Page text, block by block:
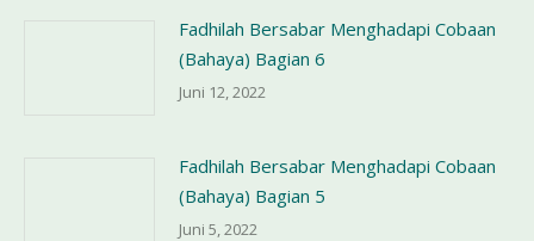
Fadhilah Bersabar Menghadapi Cobaan
(Bahaya) Bagian 6
Juni 12, 2022
Fadhilah Bersabar Menghadapi Cobaan
(Bahaya) Bagian 5
Juni 5, 2022